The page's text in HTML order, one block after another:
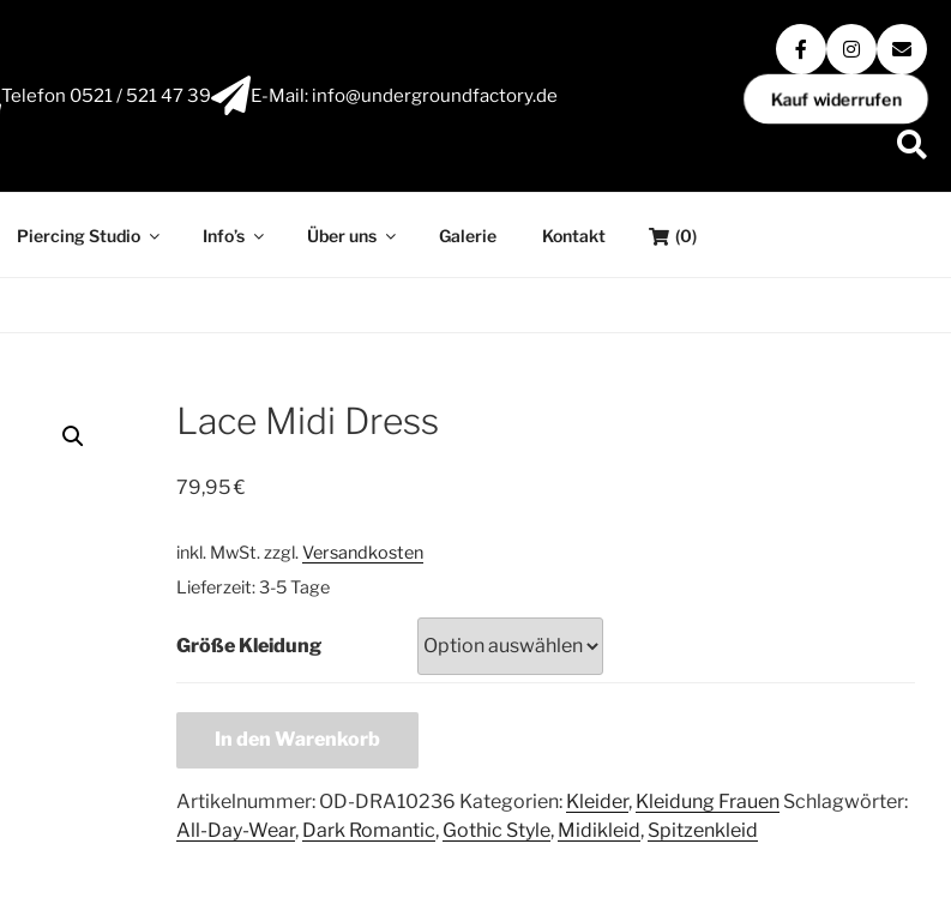
Telefon 0521 / 521 47 39 E-Mail: info@undergroundfactory.de Kauf widerrufen
Piercing Studio Info’s Über uns Galerie Kontakt (0)
Lace Midi Dress
79,95€
inkl. MwSt.zzgl.Versandkosten
Lieferzeit:3-5 Tage
Größe Kleidung
In den Warenkorb
Artikelnummer: OD-DRA10236 Kategorien: Kleider, Kleidung Frauen Schlagwörter:
All-Day-Wear, Dark Romantic, Gothic Style, Midikleid, Spitzenkleid